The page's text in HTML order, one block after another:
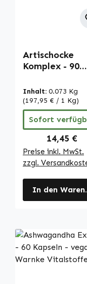
Artischocke
Komplex - 90
hochdosiert &
vegan | Warnke
Vitalstoffe
Inhalt: 0.073 Kg
(197,95 € / 1 Kg)
Sofort
Regulärer
14,45 €
Preise inkl. MwSt.
zzgl.
In den